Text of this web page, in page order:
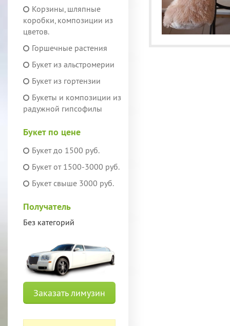
Корзины, шляпные
коробки, композиции из
цветов.
Горшечные растения
Букет из альстромерии
Букет из гортензии
Букеты и композиции из
радужной гипсофилы
Букет по цене
Букет до 1500 руб.
Букет от 1500-3000 руб.
Букет свыше 3000 руб.
Получатель
Без категорий
Заказать лимузин